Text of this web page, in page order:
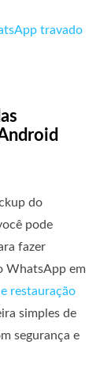
travado
do
pode
fazer
WhatsApp em
restauração
simples de
segurança e